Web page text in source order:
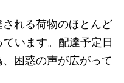
れる荷物のほとんど
います。配達予定日
困惑の声が広がって